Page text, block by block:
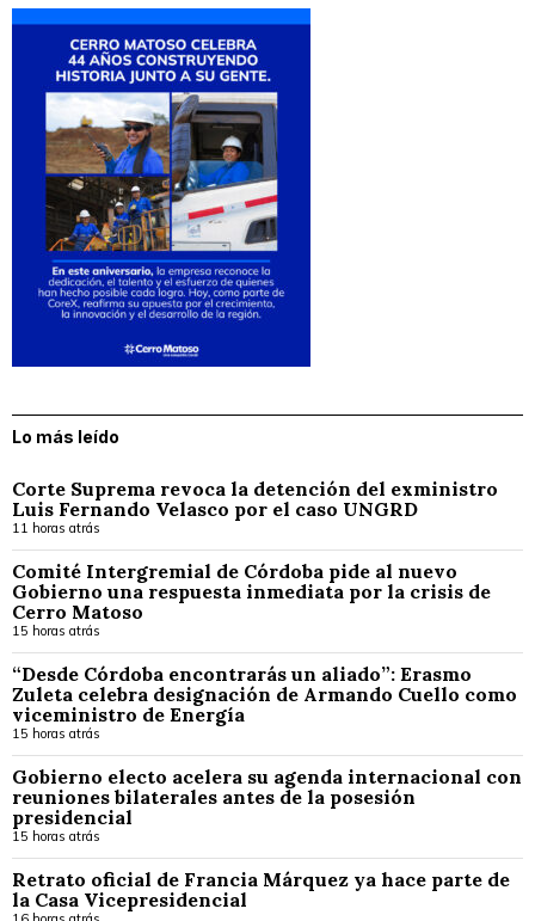
Lo más leído
Corte Suprema revoca la detención del exministro
Luis Fernando Velasco por el caso UNGRD
11 horas atrás
Comité Intergremial de Córdoba pide al nuevo
Gobierno una respuesta inmediata por la crisis de
Cerro Matoso
15 horas atrás
“Desde Córdoba encontrarás un aliado”: Erasmo
Zuleta celebra designación de Armando Cuello como
viceministro de Energía
15 horas atrás
Gobierno electo acelera su agenda internacional con
reuniones bilaterales antes de la posesión
presidencial
15 horas atrás
Retrato oficial de Francia Márquez ya hace parte de
la Casa Vicepresidencial